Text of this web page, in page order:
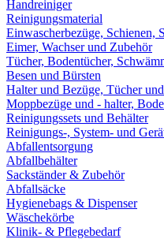
Handreiniger
Reinigungsmaterial
Einwascherbezüge, Schienen,
Eimer, Wachser und Zubehör
Tücher, Bodentücher,
Besen und Bürsten
Halter und Bezüge, Tücher und
Moppbezüge und - halter,
Reinigungssets und Behälter
Reinigungs-, System- und
Abfallentsorgung
Abfallbehälter
Sackständer & Zubehör
Abfallsäcke
Hygienebags & Dispenser
Wäschekörbe
Klinik- & Pflegebedarf